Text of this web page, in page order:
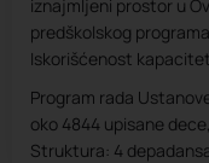
iznajmljeni prostor u
predškolskog
Iskorišćenost
Program rada
oko 4844 upisane
Struktura: 4